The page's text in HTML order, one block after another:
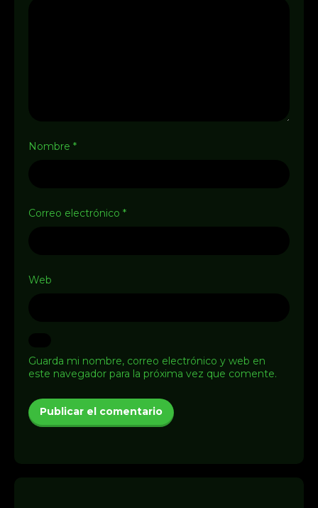
Nombre *
Correo electrónico *
Web
Guarda mi nombre, correo electrónico y web en
este navegador para la próxima vez que comente.